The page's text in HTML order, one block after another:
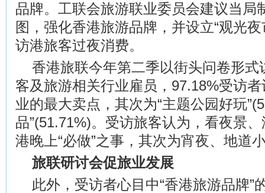
品牌。工联会旅游联业委员会建议当局
图，强化香港旅游品牌，并设立“观光夜
访港旅客过夜消费。
香港旅联今年第二季以街头问卷形式
客及旅游相关行业雇员，97.18%受访者
业的最大卖点，其次为“主题公园好玩
品”(51.71%)。受访旅客认为，看夜景
港晚上“必做”之事，其次为宵夜、地道
旅联研讨会促旅业发展
此外，受访者心目中“香港旅游品牌”